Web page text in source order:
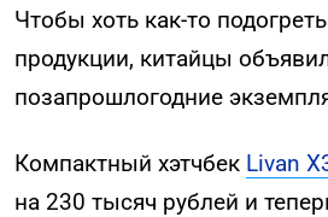
Чтобы хоть как-то
продукции, китайцы
позапрошлогодние
Компактный хэтчбек Livan
на 230 тысяч рублей и